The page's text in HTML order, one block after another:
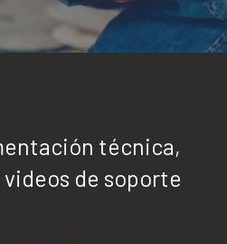
técnica,
de soporte